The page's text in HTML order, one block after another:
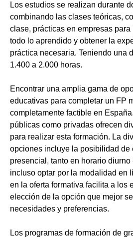
Los estudios se realizan durante
combinando las clases teóricas,
clase, prácticas en empresas para
todo lo aprendido y obtener la
práctica necesaria. Teniendo una
1.400 a 2.000 horas.
Encontrar una amplia gama de
educativas para completar un FP
completamente factible en
públicas como privadas ofrecen
para realizar esta formación. La
opciones incluye la posibilidad de
presencial, tanto en horario diurno
incluso optar por la modalidad en
en la oferta formativa facilita a los
elección de la opción que mejor
necesidades y preferencias.
Los programas de formación de